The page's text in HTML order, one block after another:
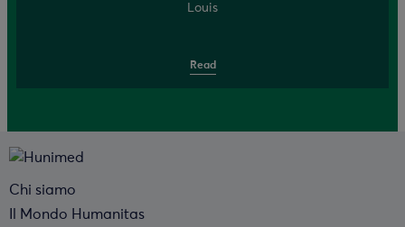
Louis
Read
Chi siamo
Il Mondo Humanitas